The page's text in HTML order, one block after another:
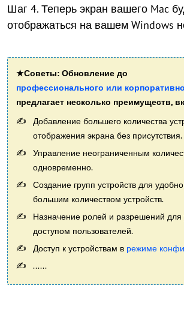
Шаг 4. Теперь экран вашего Mac
отображаться на вашем Windows
★Советы: Обновление до
профессионального или
предлагает несколько преимуществ,
Добавление большего количества
отображения экрана без присутствия.
Управление неограниченным
одновременно.
Создание групп устройств для
большим количеством устройств.
Назначение ролей и разрешений для
доступом пользователей.
Доступ к устройствам в режиме
......